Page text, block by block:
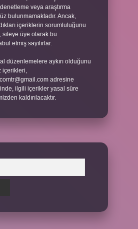
veya araştırma
bulunmamaktadır. Ancak,
içeriklerin sorumluluğunu
siteye üye olarak bu
etmiş sayılırlar.
düzenlemelere aykırı olduğunu
içerikleri,
adresine
ilgili içerikler yasal süre
kaldırılacaktır.